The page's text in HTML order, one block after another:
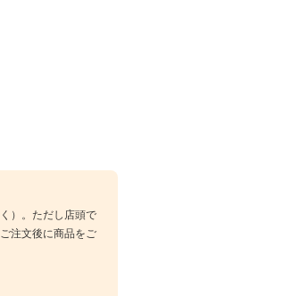
）。ただし店頭で
注文後に商品をご